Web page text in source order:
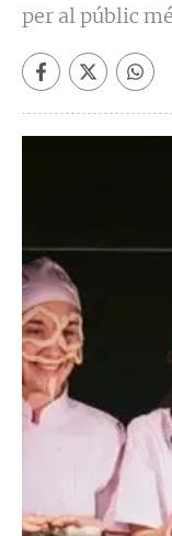
per al públic